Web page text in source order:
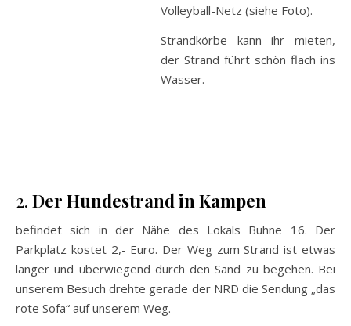
Volleyball-Netz (siehe Foto).
Strandkörbe kann ihr mieten,
der Strand führt schön flach ins
Wasser.
2. Der Hundestrand in Kampen
befindet sich in der Nähe des Lokals Buhne 16. Der
Parkplatz kostet 2,- Euro. Der Weg zum Strand ist etwas
länger und überwiegend durch den Sand zu begehen. Bei
unserem Besuch drehte gerade der NRD die Sendung „das
rote Sofa“ auf unserem Weg.